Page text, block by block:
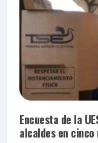
Encuesta de la
alcaldes en